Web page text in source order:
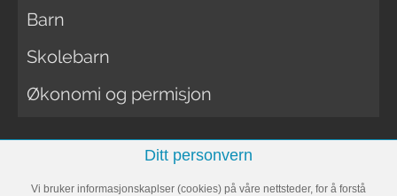
Barn
Skolebarn
Økonomi og permisjon
KVINNEGUIDENDitt personvern
Vi bruker informasjonskaplser (cookies) på våre nettsteder, for å forstå